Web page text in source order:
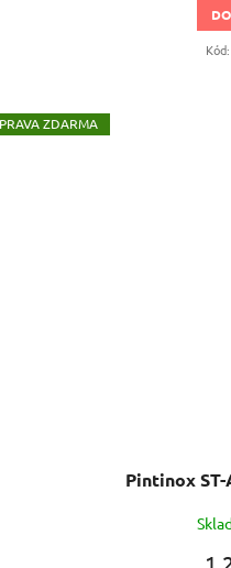
Kód:
ZDARMA
Pintinox ST-